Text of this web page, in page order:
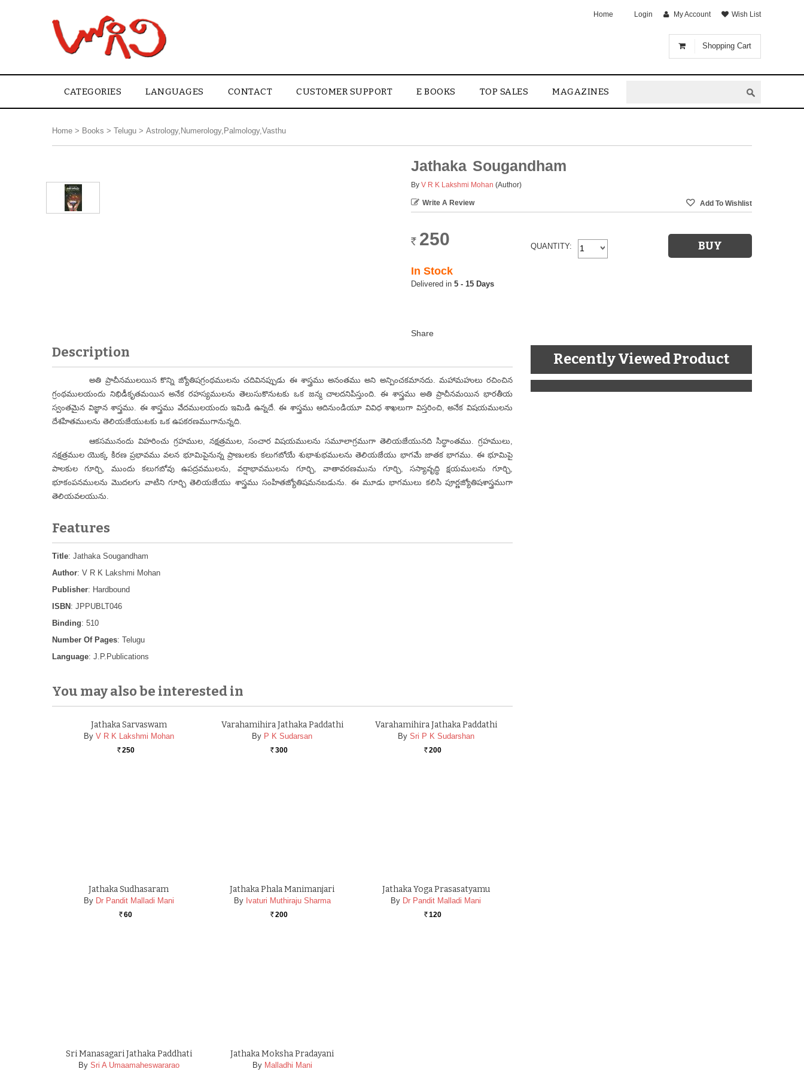
Shopping Cart
Home Login My Account Wish List
CATEGORIES LANGUAGES CONTACT CUSTOMER SUPPORT E BOOKS TOP SALES MAGAZINES
Home > Books > Telugu > Astrology,Numerology,Palmology,Vasthu
Jathaka Sougandham
By V R K Lakshmi Mohan (Author)
Write A Review
Rs. 250 QUANTITY:
In Stock
5 - 15 Days
Description
అతి ప్రాచీనములయిన కొన్ని జ్యోతిషగ్రంథములను చదివినప్పుడు ఈ శాస్త్రము అనంతము అని అన్పించకమానదు. మహామహులు రచించిన
గ్రంథములయందు నిభిడీకృతమయిన అనేక రహస్యములను తెలుసుకొనుటకు ఒక జన్మ చాలదనిపిస్తుంది. ఈ శాస్త్రము అతి ప్రాచీనమయిన భారతీయ
స్వంతమైన విజ్ఞాన శాస్త్రము. ఈ శాస్త్రము వేదములయందు ఇమిడి ఉన్నదే. ఈ శాస్త్రము ఆదినుండియూ వివిధ శాఖలుగా విస్తరించి, అనేక విషయములను
దేశహితములను తెలియజేయుటకు ఒక ఉపకరణముగానున్నది.
ఆకసమునందు విహరించు గ్రహముల, నక్షత్రముల, సంచార విషయములను సమూలాగ్రముగా తెలియజేయునది సిద్ధాంతము. గ్రహములు,
నక్షత్రముల యొక్క కిరణ ప్రభావము వలన భూమిపైనున్న ప్రాణులకు కలుగబోయే శుభాశుభములను తెలియజేయు భాగమే జాతక భాగము. ఈ భూమిపై
పాలకుల గూర్చి, ముందు కలుగబోవు ఉపద్రవములను, వర్షాభావములను గూర్చి, వాతావరణమును గూర్చి, సస్యావృద్ధి క్షయములను గూర్చి,
భూకంపనములను మొదలగు వాటిని గూర్చి తెలియజేయు శాస్త్రము సంహితజ్యోతిషమనబడును. ఈ మూడు భాగములు కలిసి పూర్ణజ్యోతిషశాస్త్రముగా
తెలియవలయును.
Features
Title: Jathaka Sougandham
Author: V R K Lakshmi Mohan
Publisher: Hardbound
ISBN : JPPUBLT046
Binding: 510
Number Of Pages: Telugu
Language: J.P.Publications
You may also be interested in
Jathaka Sarvaswam
By V R K Lakshmi Mohan
Rs. 250
Varahamihira Jathaka Paddathi
By P K Sudarsan
Rs. 300
Varahamihira Jathaka Paddathi
By Sri P K Sudarshan
Rs. 200
Jathaka Sudhasaram
By Dr Pandit Malladi Mani
Rs. 60
Jathaka Phala Manimanjari
By Ivaturi Muthiraju Sharma
Rs. 200
Jathaka Yoga Prasasatyamu
By Dr Pandit Malladi Mani
Rs. 120
Sri Manasagari Jathaka Paddhati
By Sri A Umaamaheswararao
Jathaka Moksha Pradayani
By Malladhi Mani
Recently Viewed Product